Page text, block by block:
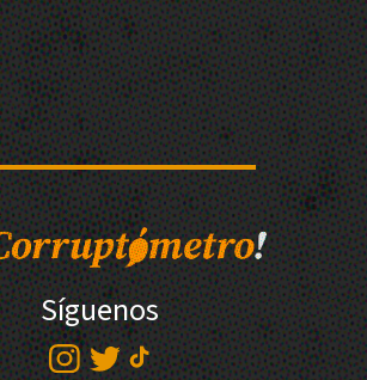
Síguenos